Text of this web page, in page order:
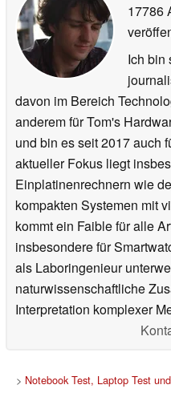
17786
Ich bin
davon im Bereich
anderem für Tom's
und bin es seit 2017 auch
aktueller Fokus liegt
Einplatinenrechnern wie
kompakten Systemen mit
kommt ein Faible für alle
insbesondere für
als Laboringenieur
naturwissenschaftliche
Interpretation komplexer
> Notebook Test, Laptop Test